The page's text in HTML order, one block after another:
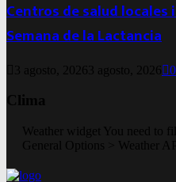
Centros de salud locales
Semana de la Lactancia
3 agosto, 2026 3 agosto, 2026 0
Clima
Weather widget You need to
General Options > Weather